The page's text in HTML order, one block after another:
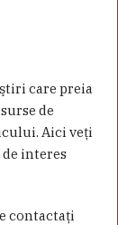
care preia
de
Aici veţi
interes
contactaţi